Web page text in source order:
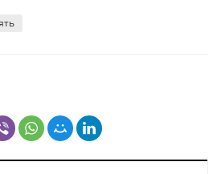
при выборе смартфона в 2025 году – и
5 самых необычных смартфонов из